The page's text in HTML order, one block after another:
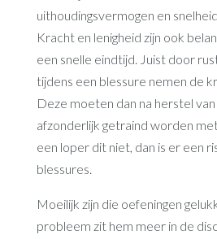
uithoudingsvermogen en
Kracht en lenigheid zijn ook
een snelle eindtijd. Juist door
tijdens een blessure nemen de
Deze moeten dan na herstel
afzonderlijk getraind worden
een loper dit niet, dan is er een
blessures.
Moeilijk zijn die oefeningen
probleem zit hem meer in de